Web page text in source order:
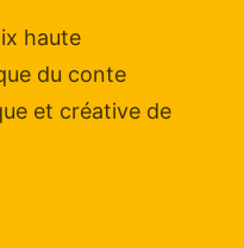
haute
du conte
et créative de